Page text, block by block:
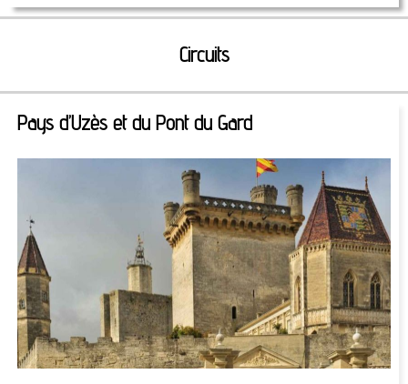
Circuits
Pays d’Uzès et du Pont du Gard